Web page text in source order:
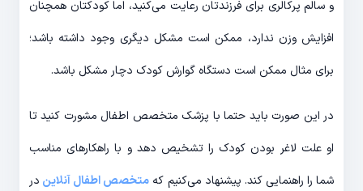
و سالم پرکالری برای فرزندتان رعایت می‌کنید، اما کودکتان همچنان
افزایش وزن ندارد، ممکن است مشکل دیگری وجود داشته باشد؛
برای مثال ممکن است دستگاه گوارش کودک دچار مشکل باشد.
در این صورت باید حتما با پزشک متخصص اطفال مشورت کنید تا
او علت لاغر بودن کودک را تشخیص دهد و با راهکارهای مناسب
شما را راهنمایی کند. پیشنهاد می‌کنیم که متخصص اطفال آنلاین در